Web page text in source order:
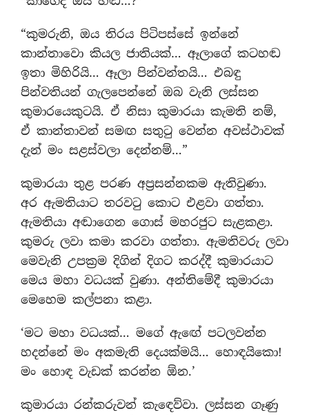
“කුමරුනි, ඔය තිරය පිටිපස්සේ ඉන්නේ
කාන්තාවො කියල ජාතියක්… ඈලාගේ කටහඬ
ඉතා මිහිරියි… ඈලා පින්වන්තයි… එබඳු
පින්වතියන් ගැලපෙන්නේ ඔබ වැනි ලස්සන
කුමාරයෙකුටයි. ඒ නිසා කුමාරයා කැමති නම්,
ඒ කාන්තාවන් සමඟ සතුටු වෙන්න අවස්ථාවක්
දැන් මං සළස්වලා දෙන්නම්…”
කුමාරයා තුළ පරණ අප‍්‍රසන්නකම ඇතිවුණා.
අර ඇමතියාට තරවටු කොට එළවා ගත්තා.
ඇමතියා අඬාගෙන ගොස් මහරජුට සැළකළා.
කුමරු ලවා කමා කරවා ගත්තා. ඇමතිවරු ලවා
මෙවැනි උපක‍්‍රම දිගින් දිගට කරද්දී කුමාරයාට
මෙය මහා වධයක් වුණා. අන්තිමේදී කුමාරයා
මෙහෙම කල්පනා කළා.
‘මට මහා වධයක්… මගේ ඇඟේ පටලවන්න
හදන්නේ මං අකමැති දෙයක්මයි… හොඳයිකො!
මං හොඳ වැඩක් කරන්න ඕන.’
කුමාරයා රන්කරුවන් කැඳෙව්වා. ලස්සන ගෑණු